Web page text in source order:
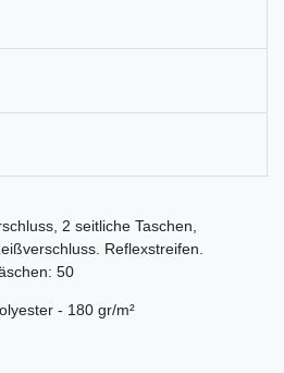
2 seitliche Taschen,
Reflexstreifen.
50
- 180 gr/m²